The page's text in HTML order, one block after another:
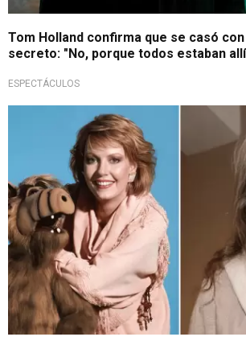
Tom Holland confirma que se casó
secreto: "No, porque todos estaban
ESPECTÁCULOS
Luto en el cine y televisión